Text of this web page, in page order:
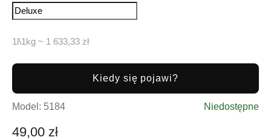
Niedostępne
Model: 5184
49,00 zł
1l\1kg ~ 1 633,33 zł
Kiedy się pojawi?